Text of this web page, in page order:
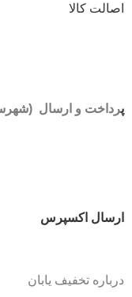
اصالت کالا
پرداخت و ارسال
ارسال اکسپرس
درباره تخفیف یابان